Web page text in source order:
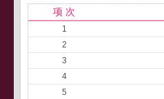
项 次
1
2
3
4
5